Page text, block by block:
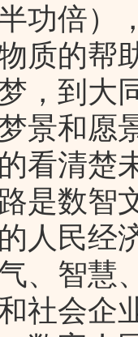
功倍）
质的帮
，到大
景和愿
看清楚
是数智
人民经
、智慧
社会企